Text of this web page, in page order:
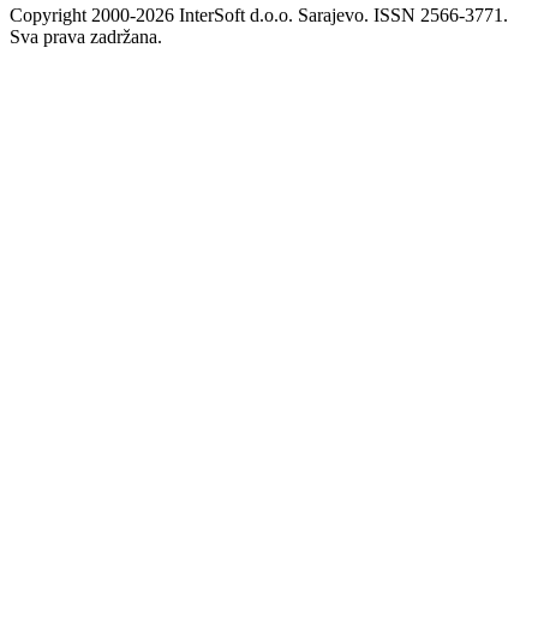
Copyright 2000-2026 InterSoft d.o.o. Sarajevo. ISSN 2566-3771.
Sva prava zadržana.